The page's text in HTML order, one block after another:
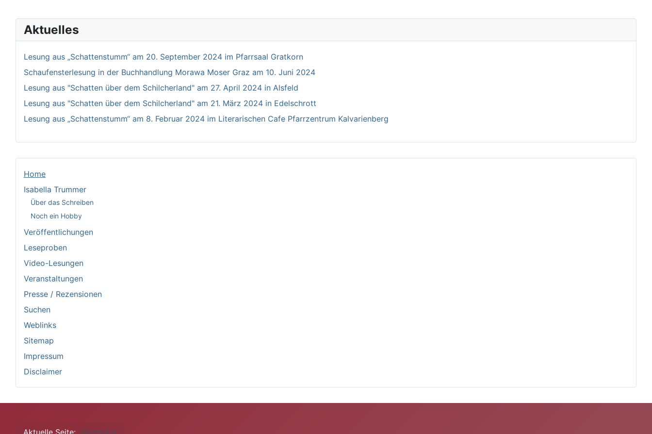
Home
Isabella Trummer
Über das Schreiben
Noch ein Hobby
Veröffentlichungen
Leseproben
Video-Lesungen
Veranstaltungen
Presse / Rezensionen
Suchen
Weblinks
Sitemap
Impressum
Disclaimer
Aktuelles
Lesung aus „Schattenstumm“ am 20. September 2024 im Pfarrsaal Gratkorn
Schaufensterlesung in der Buchhandlung Morawa Moser Graz am 10. Juni 2024
Lesung aus "Schatten über dem Schilcherland" am 27. April 2024 in Alsfeld
Lesung aus "Schatten über dem Schilcherland" am 21. März 2024 in Edelschrott
Lesung aus „Schattenstumm“ am 8. Februar 2024 im Literarischen Cafe Pfarrzentrum Kalvarienberg